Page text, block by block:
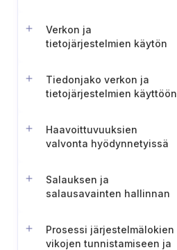
Verkon ja
tietojärjestelmien käytön
Tiedonjako verkon ja
tietojärjestelmien käyttöön
Haavoittuvuuksien
valvonta hyödynnetyissä
Salauksen ja
salausavainten hallinnan
Prosessi järjestelmälokien
vikojen tunnistamiseen ja